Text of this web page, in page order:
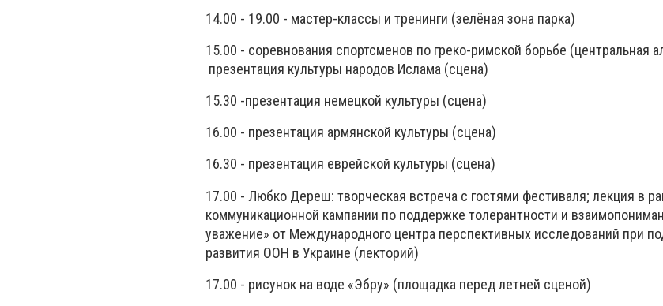
14.00 - 19.00 - мастер-классы и тренинги (зелёная зона парка)
15.00 - соревнования спортсменов по греко-римской борьбе (центральная
презентация культуры народов Ислама (сцена)
15.30 -презентация немецкой культуры (сцена)
16.00 - презентация армянской культуры (сцена)
16.30 - презентация еврейской культуры (сцена)
17.00 - Любко Дереш: творческая встреча с гостями фестиваля; лекция в
коммуникационной кампании по поддержке толерантности и
уважение» от Международного центра перспективных исследований при
развития ООН в Украине (лекторий)
17.00 - рисунок на воде «Эбру» (площадка перед летней сценой)